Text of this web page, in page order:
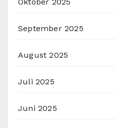
September 2025
August 2025
Juli 2025
Juni 2025